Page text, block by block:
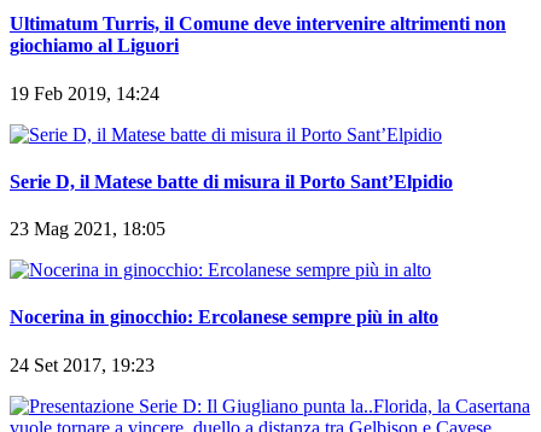
Ultimatum Turris, il Comune deve intervenire altrimenti non
giochiamo al Liguori
19 Feb 2019, 14:24
Serie D, il Matese batte di misura il Porto Sant’Elpidio
23 Mag 2021, 18:05
Nocerina in ginocchio: Ercolanese sempre più in alto
24 Set 2017, 19:23